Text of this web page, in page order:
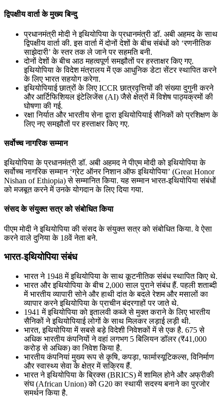
द्विपक्षीय वार्ता के मुख्य बिन्दु
प्रधानमंत्री मोदी ने इथियोपिया के प्रधानमंत्री डॉ. अबी अहमद के साथ
द्विपक्षीय वार्ता की. इस वार्ता में दोनों देशों के बीच संबंधों को ‘रणनीतिक
साझेदारी’ के स्तर तक ले जाने पर सहमति बनी.
दोनों देशों के बीच आठ महत्वपूर्ण समझौतों पर हस्ताक्षर किए गए.
इथियोपिया के विदेश मंत्रालय में एक आधुनिक डेटा सेंटर स्थापित करने
के लिए भारत सहयोग करेगा.
इथियोपियाई छात्रों के लिए ICCR छात्रवृत्तियों की संख्या दुगुनी करने
और आर्टिफिशियल इंटेलिजेंस (AI) जैसे क्षेत्रों में विशेष पाठ्यक्रमों की
घोषणा की गई.
रक्षा निर्यात और भारतीय सेना द्वारा इथियोपियाई सैनिकों को प्रशिक्षण के
लिए नए समझौतों पर हस्ताक्षर किए गए.
सर्वोच्च नागरिक सम्मान
इथियोपिया के प्रधानमंत्री डॉ. अबी अहमद ने पीएम मोदी को इथियोपिया के
सर्वोच्च नागरिक सम्मान ‘ग्रेट ऑनर निशान ऑफ इथियोपिया’ (Great Honor
Nishan of Ethiopia) से सम्मानित किया. यह सम्मान भारत-इथियोपिया संबंधों
को मजबूत करने में उनके योगदान के लिए दिया गया.
संसद के संयुक्त सत्र को संबोधित किया
पीएम मोदी ने इथियोपिया की संसद के संयुक्त सत्र को संबोधित किया. वे ऐसा
करने वाले दुनिया के 18वें नेता बने.
भारत-इथियोपिया संबंध
भारत ने 1948 में इथियोपिया के साथ कूटनीतिक संबंध स्थापित किए थे.
भारत और इथियोपिया के बीच 2,000 साल पुराने संबंध हैं. पहली शताब्दी
में भारतीय व्यापारी सोने और हाथी दांत के बदले रेशम और मसालों का
व्यापार करने इथियोपिया के प्राचीन बंदरगाहों पर जाते थे.
1941 में इथियोपिया को इतालवी कब्जे से मुक्त कराने के लिए भारतीय
सैनिकों ने इथियोपियाई लोगों के साथ मिलकर लड़ाई लड़ी थी.
भारत, इथियोपिया में सबसे बड़े विदेशी निवेशकों में से एक है. 675 से
अधिक भारतीय कंपनियों ने वहां लगभग 5 बिलियन डॉलर (₹41,000
करोड़ से अधिक) का निवेश किया है.
भारतीय कंपनियां मुख्य रूप से कृषि, कपड़ा, फार्मास्यूटिकल्स, विनिर्माण
और स्वास्थ्य सेवा के क्षेत्र में सक्रिय हैं.
भारत ने इथियोपिया के ब्रिक्स (BRICS) में शामिल होने और अफ्रीकी
संघ (African Union) को G20 का स्थायी सदस्य बनाने का पुरजोर
समर्थन किया है.